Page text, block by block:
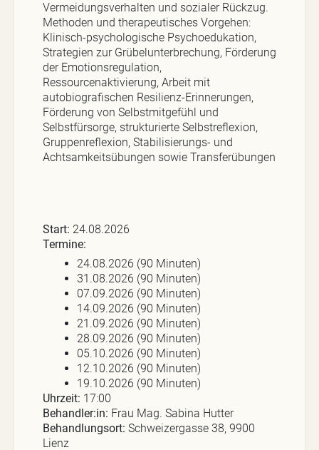
Vermeidungsverhalten und sozialer Rückzug.
Methoden und therapeutisches Vorgehen:
Klinisch-psychologische Psychoedukation,
Strategien zur Grübelunterbrechung, Förderung
der Emotionsregulation,
Ressourcenaktivierung, Arbeit mit
autobiografischen Resilienz-Erinnerungen,
Förderung von Selbstmitgefühl und
Selbstfürsorge, strukturierte Selbstreflexion,
Gruppenreflexion, Stabilisierungs- und
Achtsamkeitsübungen sowie Transferübungen
Start: 24.08.2026
Termine:
24.08.2026 (90 Minuten)
31.08.2026 (90 Minuten)
07.09.2026 (90 Minuten)
14.09.2026 (90 Minuten)
21.09.2026 (90 Minuten)
28.09.2026 (90 Minuten)
05.10.2026 (90 Minuten)
12.10.2026 (90 Minuten)
19.10.2026 (90 Minuten)
Uhrzeit: 17:00
Behandler:in: Frau Mag. Sabina Hutter
Behandlungsort: Schweizergasse 38, 9900
Lienz